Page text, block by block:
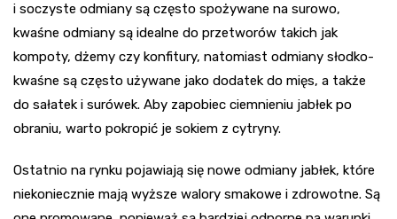
i soczyste odmiany są często spożywane na surowo,
kwaśne odmiany są idealne do przetworów takich jak
kompoty, dżemy czy konfitury, natomiast odmiany słodko-
kwaśne są często używane jako dodatek do mięs, a także
do sałatek i surówek. Aby zapobiec ciemnieniu jabłek po
obraniu, warto pokropić je sokiem z cytryny.
Ostatnio na rynku pojawiają się nowe odmiany jabłek, które
niekoniecznie mają wyższe walory smakowe i zdrowotne. Są